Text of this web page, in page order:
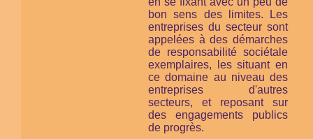
bon sens des limites. Les
entreprises du secteur sont
appelées à des démarches
de responsabilité sociétale
exemplaires, les situant en
ce domaine au niveau des
entreprises d'autres
secteurs, et reposant sur
des engagements publics
de progrès.